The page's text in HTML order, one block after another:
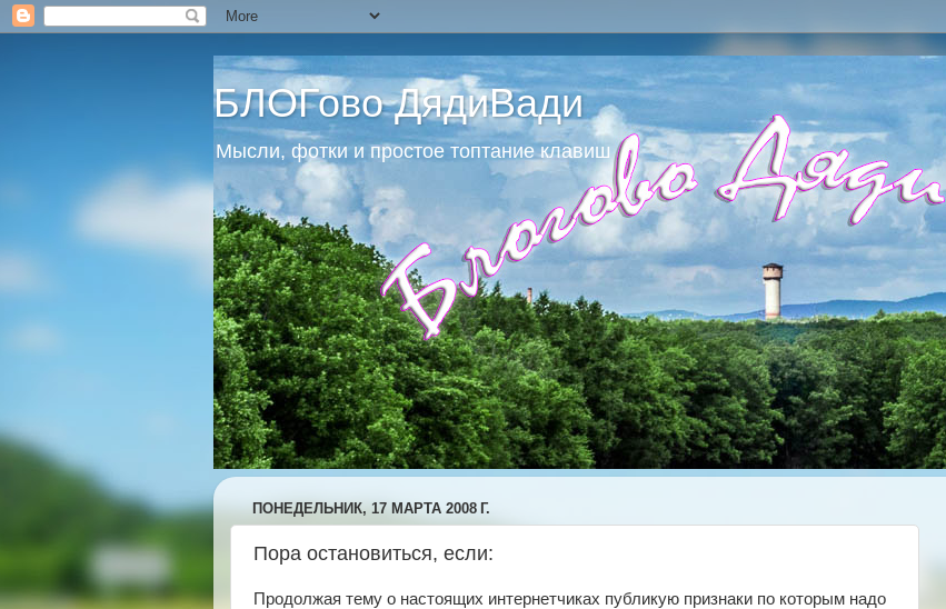
БЛОГово ДядиВади
Мысли, фотки и простое топтание клавиш
ПОНЕДЕЛЬНИК, 17 МАРТА 2008 Г.
Пора остановиться, если:
Продолжая тему о настоящих интернетчиках публикую признаки по которым надо